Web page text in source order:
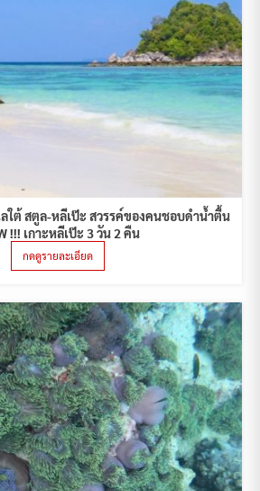
ลใต้ สตูล-หลีเป๊ะ สวรรค์ของคนชอบดำน้ำตื้น
!!! เกาะหลีเป๊ะ 3 วัน 2 คืน
กดดูรายละเอียด